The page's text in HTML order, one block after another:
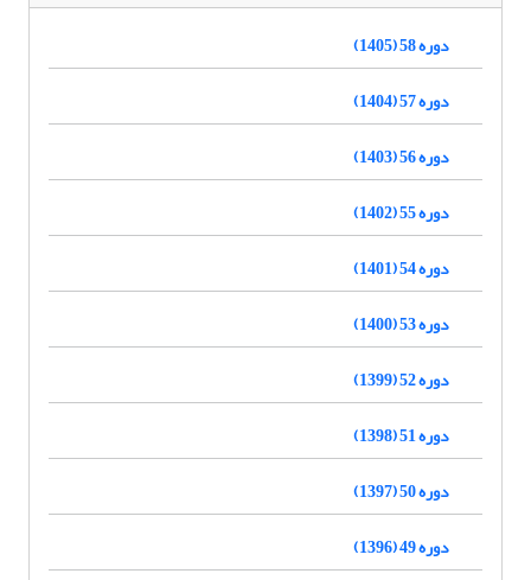
دوره 58 (1405)
دوره 57 (1404)
دوره 56 (1403)
دوره 55 (1402)
دوره 54 (1401)
دوره 53 (1400)
دوره 52 (1399)
دوره 51 (1398)
دوره 50 (1397)
دوره 49 (1396)